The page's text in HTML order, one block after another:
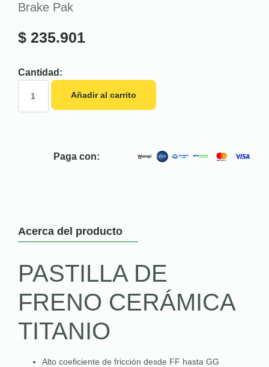
Brake Pak
$ 235.901
Cantidad:
Añadir al carrito
Paga con:
Acerca del producto
PASTILLA DE
FRENO CERÁMICA
TITANIO
Alto coeficiente de fricción desde FF hasta GG